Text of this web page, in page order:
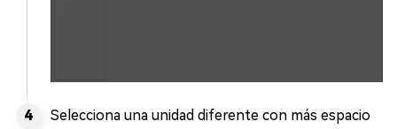
Selecciona una unidad diferente con más espacio